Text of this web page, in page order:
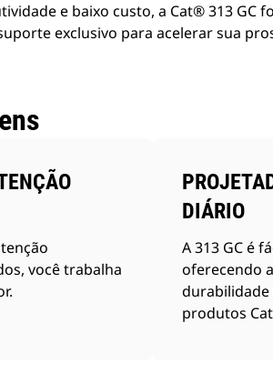
e baixo custo, a Cat® 313 GC
exclusivo para acelerar sua
você trabalha
DIÁRIO
A 313 GC é
oferecendo
durabilidade
produtos